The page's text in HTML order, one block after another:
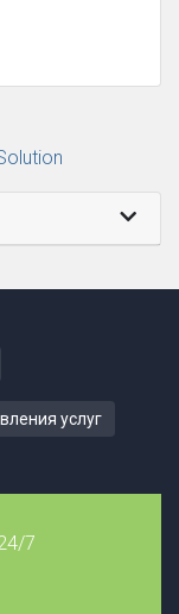
услуг
7